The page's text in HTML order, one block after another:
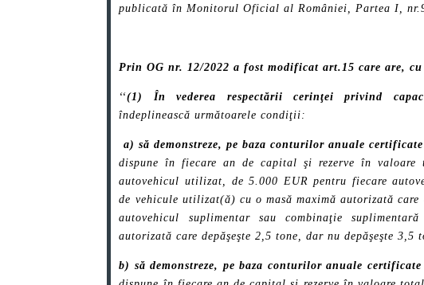
publicată în Monitorul Oficial al României, Partea I,
Prin OG nr. 12/2022 a fost modificat art.15 care are,
‘‘(1) În vederea respectării cerinţei privind
îndeplinească următoarele condiţii:
a) să demonstreze, pe baza conturilor anuale
dispune în fiecare an de capital şi rezerve în
autovehicul utilizat, de 5.000 EUR pentru fiecare
de vehicule utilizat(ă) cu o masă maximă autorizată
autovehicul suplimentar sau combinaţie
autorizată care depăşeşte 2,5 tone, dar nu depăşeşte 3,5
b) să demonstreze, pe baza conturilor anuale